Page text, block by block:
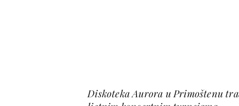
Diskoteka Aurora u Primoštenu